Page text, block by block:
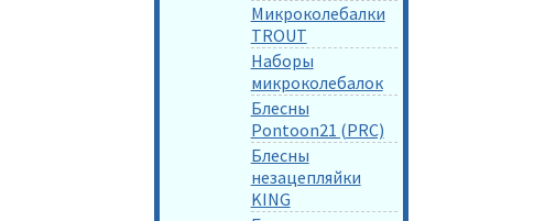
Микроколебалки
TROUT
Наборы
микроколебалок
Блесны
Pontoon21 (PRC)
Блесны
незацепляйки
KING